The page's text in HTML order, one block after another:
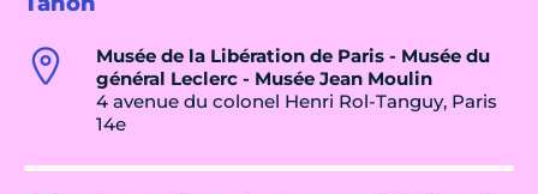
Musée de la Libération de Paris - Musée du
général Leclerc - Musée Jean Moulin
4 avenue du colonel Henri Rol-Tanguy, Paris
14e